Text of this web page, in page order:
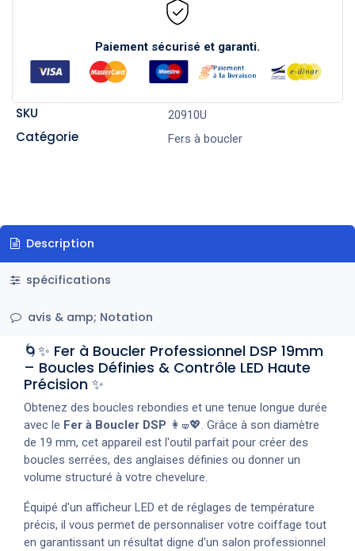
Paiement sécurisé et garanti.
SKU 20910U
Catégorie Fers à boucler
Description
spécifications
avis & amp; Notation
🌀✨ Fer à Boucler Professionnel DSP 19mm
– Boucles Définies & Contrôle LED Haute
Précision ✨
Obtenez des boucles rebondies et une tenue longue durée
avec le Fer à Boucler DSP 👩‍🝦💖. Grâce à son diamètre
de 19 mm, cet appareil est l'outil parfait pour créer des
boucles serrées, des anglaises définies ou donner un
volume structuré à votre chevelure.
Équipé d'un afficheur LED et de réglages de température
précis, il vous permet de personnaliser votre coiffage tout
en garantissant un résultat digne d'un salon professionnel